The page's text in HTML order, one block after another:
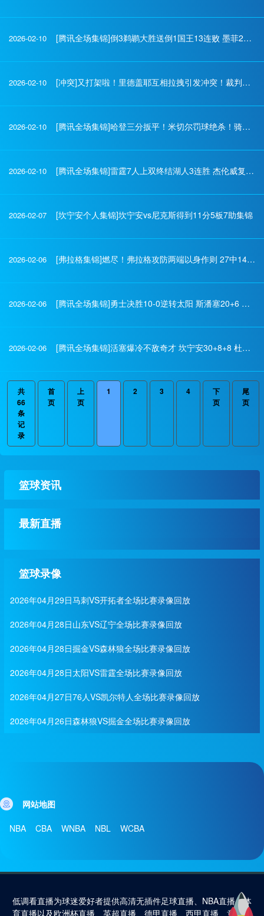
2026-02-10 [腾讯全场集锦]倒3鹈鹕大胜送倒1国王13连败 墨菲21+7 锡安18+6 雷诺21+19
2026-02-10 [冲突]又打架啦！里德盖耶互相拉拽引发冲突！裁判回看后将2人都驱逐
2026-02-10 [腾讯全场集锦]哈登三分扳平！米切尔罚球绝杀！骑士逆转掘金 约基奇三双
2026-02-10 [腾讯全场集锦]雷霆7人上双终结湖人3连胜 杰伦威复出23分 詹姆斯22+6+10
2026-02-07 [坎宁安个人集锦]坎宁安vs尼克斯得到11分5板7助集锦
2026-02-06 [弗拉格集锦]燃尽！弗拉格攻防两端以身作则 27中14空砍32分6板4助2断3帽
2026-02-06 [腾讯全场集锦]勇士决胜10-0逆转太阳 斯潘塞20+6 库里&布克缺战 狄龙24+6
2026-02-06 [腾讯全场集锦]活塞爆冷不敌奇才 坎宁安30+8+8 杜伦退赛 莱利新高20分
共
66
条
记
录
首
页
上
页
1 2 3 4
下
页
尾
页
篮球资讯
最新直播
篮球录像
2026年04月29日马刺VS开拓者全场比赛录像回放
2026年04月28日山东VS辽宁全场比赛录像回放
2026年04月28日掘金VS森林狼全场比赛录像回放
2026年04月28日太阳VS雷霆全场比赛录像回放
2026年04月27日76人VS凯尔特人全场比赛录像回放
2026年04月26日森林狼VS掘金全场比赛录像回放
网站地图
NBA CBA WNBA NBL WCBA
低调看直播为球迷爱好者提供高清无插件足球直播、NBA直播、体
育直播以及欧洲杯直播、英超直播、德甲直播、西甲直播、意甲直